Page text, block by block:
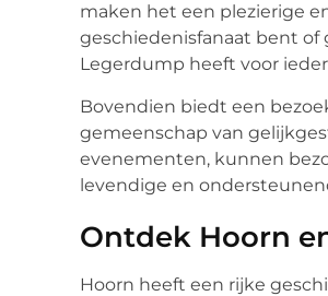
maken het een plezierige
geschiedenisfanaat bent
Legerdump heeft voor
Bovendien biedt een
gemeenschap van
evenementen, kunnen
levendige en
Ontdek Hoorn
Hoorn heeft een rijke